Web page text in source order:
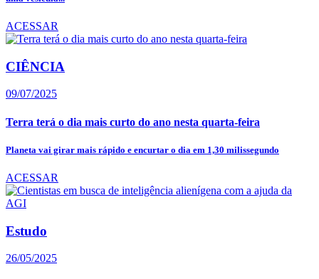
ACESSAR
CIÊNCIA
09/07/2025
Terra terá o dia mais curto do ano nesta quarta-feira
Planeta vai girar mais rápido e encurtar o dia em 1,30 milissegundo
ACESSAR
Estudo
26/05/2025